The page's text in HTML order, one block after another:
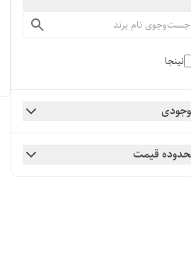
نینجا
قیمت